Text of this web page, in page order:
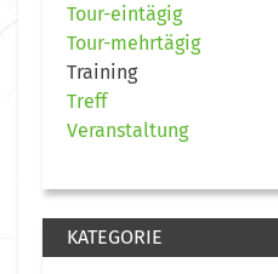
Tour-eintägig
Tour-mehrtägig
Training
Treff
Veranstaltung
KATEGORIE